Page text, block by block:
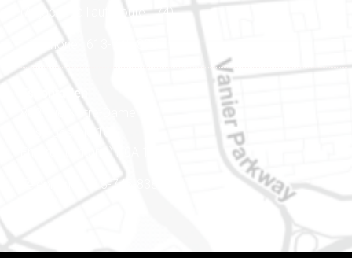
(Adjacent à l’autoroute 174)
Téléphone : 613-745-8387
Est ontarien
888, rue Notre-Dame
Case postale 101
Embrun (Ontario) K0A 1W1
Téléphone : 613-745-8387